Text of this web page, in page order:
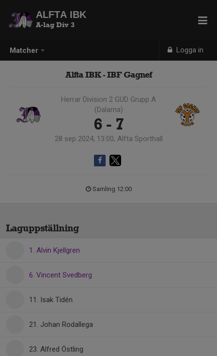
Matcher Logga in
ALFTA IBK
A-lag Div 3
Alfta IBK - IBF Gagnef
Herrar Division 2 GUD Grupp A
(Dalarna)
6 - 7
28 sep 2024, 13:00, Alfta Sporthall
Samling 12:00
Laguppställning
1. Alvin Kjellgren
6. Vincent Svedberg
11. Isak Tidén
21. Johan Rodallega
23. Alfred Östling